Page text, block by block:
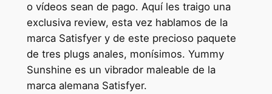
o vídeos sean de pago. Aquí les traigo una
exclusiva review, esta vez hablamos de la
marca Satisfyer y de este precioso paquete
de tres plugs anales, monísimos. Yummy
Sunshine es un vibrador maleable de la
marca alemana Satisfyer.